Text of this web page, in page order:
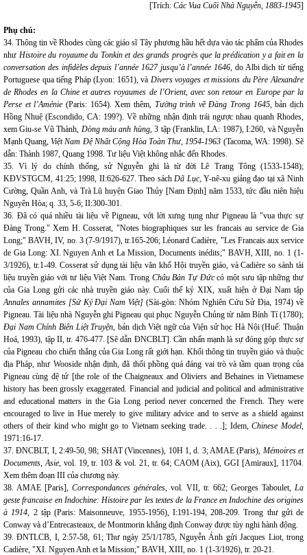
[Trích: Các Vua Cuối Nhà Nguyễn, 1883-1945]
Phụ chú:
34. Thông tin về Rhodes cùng các giáo sĩ Tây phương hầu hết dựa vào tác phẩm của Rhodes
như Histoire du royaume du Tonkin et des grands progrès que la prédication y a fait en la
conversation des infidèles depuis l’année 1627 jusqu’à l’année 1646, do Albi dịch từ tiếng
Portuguese qua tiếng Pháp (Lyon: 1651), và Divers voyages et missions du Père Alexandre
de Rhodes en la Chine et autres royaumes de l’Orient, avec son retour en Europe par la
Perse et l’Aménie (Paris: 1654). Xem thêm, Tường trình về Đàng Trong 1645,bản dịch
Hồng Nhuệ (Escondido, CA: 199?). Về những nhận định trái ngược nhau quanh Rhodes,
xem Giu-se Vũ Thành, Dòng máu anh hùng,3 tập (Franklin, LA: 1987), I:260, và Nguyễn
Mạnh Quang,Việt Nam Đệ Nhất Cộng Hòa Toàn Thư, 1954-1963 (Tacoma, WA: 1998). Sẽ
dẫn: Thành 1987, Quang 1998. Tư liệu Việt không nhắc đến Rhodes.
35. Vì lý do chính thống, sử Nguyễn ghi là từ đời Lê Trang Tông (1533-1548);
KĐVSTGCM, 41:25; 1998, II:626-627. Theo sáchDã Lục,Y-nê-xu giảng đạo tại xã Ninh
Cường, Quần Anh, và Trà Lũ huyện Giao Thủy [Nam Định] năm 1533, tức đầu niên hiệu
Nguyên Hòa; q. 33, 5-6; II:300-301.
36. Đã có quá nhiều tài liệu về Pigneau, với lời xưng tụng như Pigneau là "vua thực sự
Đàng Trong." Xem H. Cosserat, "Notes biographiques sur les francais au service de Gia
Long;" BAVH, IV, no. 3 (7-9/1917), tr.165-206; Léonard Cadière, "Les Francais aux service
de Gia Long: XI. Nguyen Anh et La Mission, Documents inédits;" BAVH, XIII, no. 1 (1-
3/1926), tr.1-49. Cosserat sử dụng tài liệu văn khố Hội truyền giáo, và Cadière so sánh tài
liệu truyền giáo với tư liệu Việt Nam. Trong Châu Bản Tự Đứccó một sưu tập những thư
của Gia Long gửi các nhà truyền giáo này. Cuối thế kỷ XIX, xuất hiện ở Đại Nam tập
Annales annamites [Sử Ký Đại Nam Việt] (Sài-gòn: Nhóm Nghiên Cứu Sử Địa, 1974) về
Pigneau. Tài liệu nhà Nguyễn ghi Pigneau qui phục Nguyễn Chủng từ năm Bính Tí (1780);
Đại Nam Chính Biên Liệt Truyện, bản dịch Việt ngữ của Viện sử học Hà Nội (Huế: Thuận
Hoá, 1993), tập II, tr. 476-477. [Sẽ dẫn ĐNCBLT]. Cần nhấn mạnh là sự đóng góp thực sự
của Pigneau cho chiến thắng của Gia Long rất giới hạn. Khối thông tin truyền giáo và thuộc
địa Pháp, như Wooside nhận định, đã thổi phồng quá đáng vai trò và tầm quan trọng của
Pigneau cùng đệ tử [the role of the Chaigneaux and Oliviers and Behaines in Vietnamese
history has been grossly exaggerated. Financial and judicial and political and administrative
and educational matters in the Gia Long period never concerned the French. They were
encouraged to live in Hue merely to give military advice and to serve as a shield against
others of their kind who might go to Vietnam seeking trade. . . .]; Idem,Chinese Model,
1971:16-17.
37. ĐNCBLT, I, 2:49-50, 98; SHAT (Vincennes), 10H 1, d. 3; AMAE (Paris), Mémoires et
Documents, Asie,vol. 19, tr. 103 & vol. 21, tr. 64; CAOM (Aix), GGI [Amiraux], 11704.
Xem thêm đoạn III của chương này.
38. AMAE [Paris], Correspondances générales, vol. VII, tr. 662; Georges Taboulet, La
geste francaise en Indochine: Histoire par les textes de la France en Indochine des origines
à 1914, 2 tập (Paris: Maisonneuve, 1955-1956), I:191-194, 208-209. Trong thư gửi de
Conway và d’Entrecasteaux, de Montmorin khẳng định Conway được tùy nghi hành động.
39. ĐNTLCB, I, 2:57-58, 61; Thư ngày 25/1/1785, Nguyễn Ánh gửi Jacques Liot, trong
Cadière, "XI. Nguyen Anh et la Mission;" BAVH, XIII, no. 1 (1-3/1926), tr. 20-21.